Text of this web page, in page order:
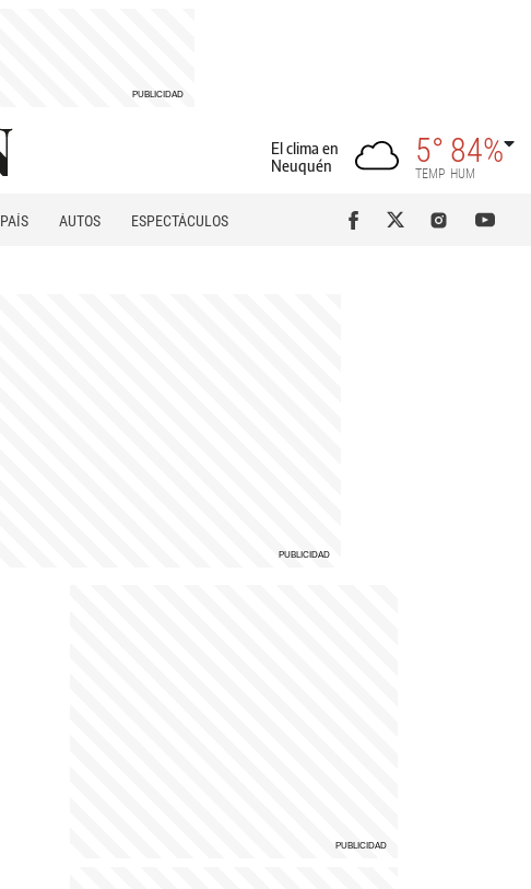
El clima en
Neuquén
5°
TEMP
84%
HUM
PAÍS AUTOS
ESPECTÁCULOS